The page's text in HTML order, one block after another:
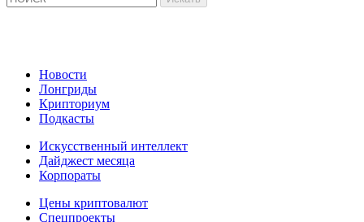
Новости
Лонгриды
Крипториум
Подкасты
Искусственный интеллект
Дайджест месяца
Корпораты
Цены криптовалют
Спецпроекты